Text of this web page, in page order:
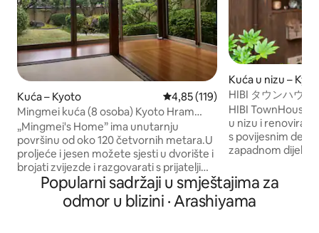
Kuća – Kyoto Prosječna ocjena: 4,85/5,
4,85 (119)
Mingmei kuća (8 osoba) Kyoto Hram
Longan Hram Zlatne pagode Hram
Renhe Udonodera Sakura tunel
„Mingmei's Home” ima unutarnju
površinu od oko 120 četvornih metara.U
proljeće i jesen možete sjesti u dvorište i
brojati zvijezde i razgovarati s prijateljima
uz čaj. • Vrsta samostojeće kuće je
sljedeća: Prizemlje: 1. Velika soba može
primiti 3 – 4 osobe. 2. Standardna soba,
Kuća u nizu –
HIBI タウンハウ
嵐山金閣寺バス停
銭湯 Netflix
HIBI TownHouse
u nizu i
s povijesnim
zapadnom dijelu
lokaciji za
trgovina
blizini
Popularni sadržaji u smještajima za
odmor u blizini · Arashiyama